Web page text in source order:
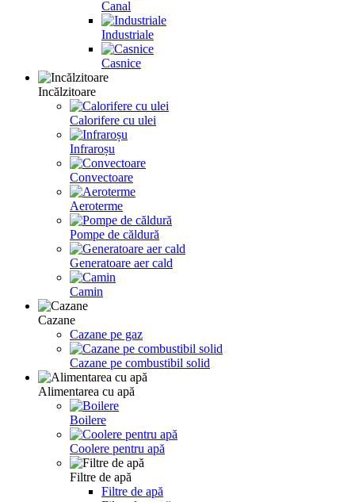
Canal
Industriale
Casnice
Incălzitoare
Calorifere cu ulei
Infraroșu
Convectoare
Aeroterme
Pompe de căldură
Generatoare aer cald
Camin
Сazane
Cazane pe gaz
Cazane pe combustibil solid
Alimentarea cu apă
Boilere
Coolere pentru apă
Filtre de apă
Filtre de apă